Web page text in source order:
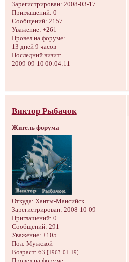
Зарегистрирован: 2008-03-17
Приглашений: 0
Сообщений: 2157
Уважение: +261
Провел на форуме:
13 дней 9 часов
Последний визит:
2009-09-10 00:04:11
Виктор Рыбачок
Житель форума
Откуда: Ханты-Мансийск
Зарегистрирован: 2008-10-09
Приглашений: 0
Сообщений: 291
Уважение: +105
Пол: Мужской
Возраст: 63 [1963-01-19]